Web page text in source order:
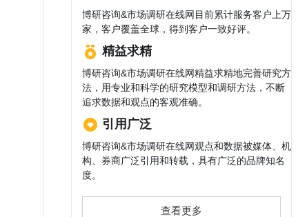
博研咨询&市场调研在线网目前累计服务客户上万
家，客户覆盖全球，得到客户一致好评。
精益求精
博研咨询&市场调研在线网精益求精地完善研究方
法，用专业和科学的研究模型和调研方法，不断
追求数据和观点的客观准确。
引用广泛
博研咨询&市场调研在线网观点和数据被媒体、机
构、券商广泛引用和转载，具有广泛的品牌知名
度。
查看更多